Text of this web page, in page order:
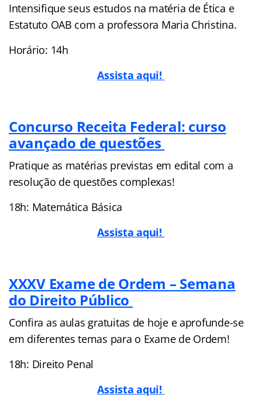
Intensifique seus estudos na matéria de Ética e
Estatuto OAB com a professora Maria Christina.
Horário: 14h
Assista aqui!
Concurso Receita Federal: curso
avançado de questões
Pratique as matérias previstas em edital com a
resolução de questões complexas!
18h: Matemática Básica
Assista aqui!
XXXV Exame de Ordem – Semana
do Direito Público
Confira as aulas gratuitas de hoje e aprofunde-se
em diferentes temas para o Exame de Ordem!
18h: Direito Penal
Assista aqui!